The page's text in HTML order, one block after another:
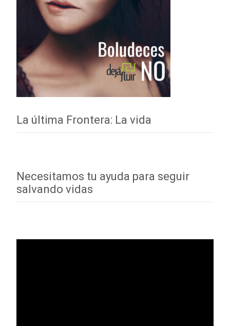
La última Frontera: La vida
Necesitamos tu ayuda para seguir
salvando vidas